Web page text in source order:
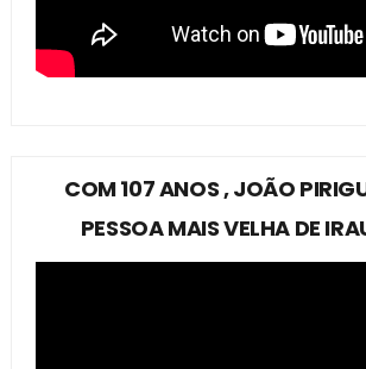
COM 107 ANOS , JOÃO
PESSOA MAIS VELHA DE